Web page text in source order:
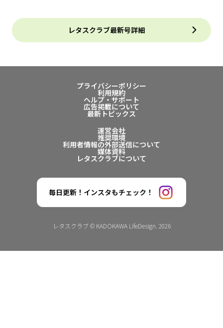
レタスクラブ最新号詳細
プライバシーポリシー
利用規約
ヘルプ・サポート
広告掲載について
最新トピックス
運営会社
推奨環境
利用者情報の外部送信について
媒体資料
レタスクラブについて
毎日更新！インスタもチェック！
レタスクラブ © KADOKAWA LifeDesign. 2026